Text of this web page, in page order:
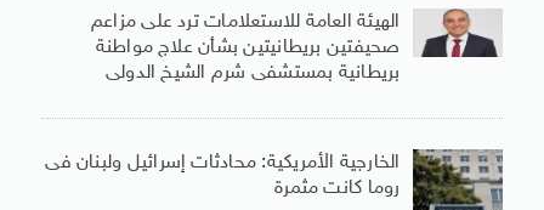
الهيئة العامة للاستعلامات ترد على مزاعم
صحيفتين بريطانيتين بشأن علاج مواطنة
بريطانية بمستشفى شرم الشيخ الدولى
الخارجية الأمريكية: محادثات إسرائيل ولبنان فى
روما كانت مثمرة